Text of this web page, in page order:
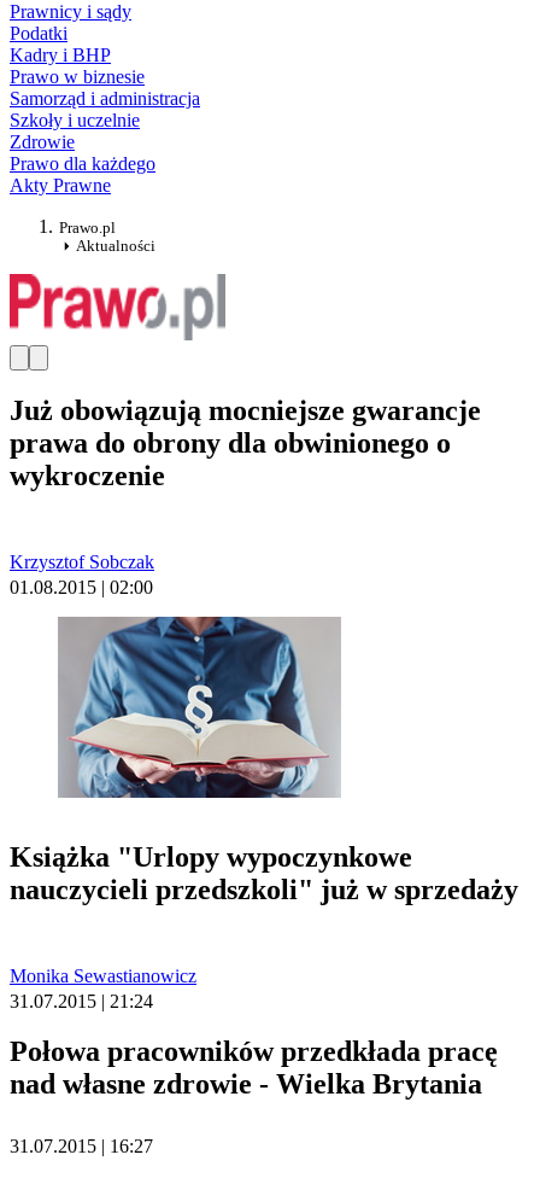
Prawnicy i sądy
Podatki
Kadry i BHP
Prawo w biznesie
Samorząd i administracja
Szkoły i uczelnie
Zdrowie
Prawo dla każdego
Akty Prawne
Prawo.pl
Aktualności
Już obowiązują mocniejsze gwarancje
prawa do obrony dla obwinionego o
wykroczenie
Krzysztof Sobczak
01.08.2015 | 02:00
Książka "Urlopy wypoczynkowe
nauczycieli przedszkoli" już w sprzedaży
Monika Sewastianowicz
31.07.2015 | 21:24
Połowa pracowników przedkłada pracę
nad własne zdrowie - Wielka Brytania
31.07.2015 | 16:27